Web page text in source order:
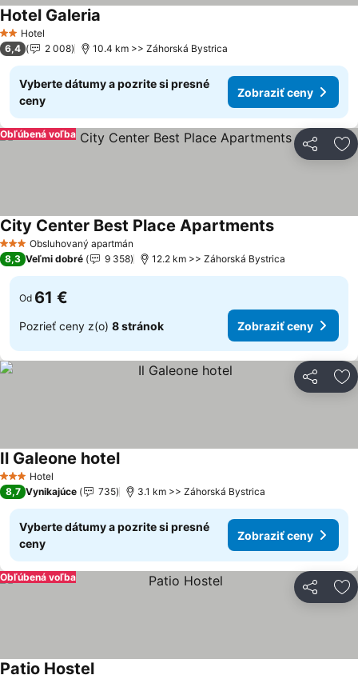
2 Počet hviezdičiek
Hotel
Hotel Galeria
6,4 2 008 10.4 km >> Záhorská Bystrica
Vyberte dátumy a pozrite si presné
ceny
Zobraziť ceny
Zdieľať
Obľúbená voľba
3 Počet hviezdičiek
Obsluhovaný apartmán
City Center Best Place Apartments
8,3 Veľmi dobré 9 358 12.2 km >> Záhorská Bystrica
Od 61 €
Pozrieť ceny z(o) 8 stránok Zobraziť ceny
Zdieľať
3 Počet hviezdičiek
Hotel
Il Galeone hotel
8,7 Vynikajúce 735 3.1 km >> Záhorská Bystrica
Vyberte dátumy a pozrite si presné
ceny
Zobraziť ceny
Zdieľať
Obľúbená voľba
Patio Hostel